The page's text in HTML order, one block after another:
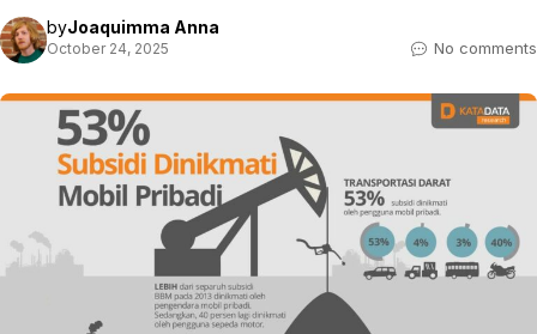
byJoaquimma Anna
October 24, 2025 No comments